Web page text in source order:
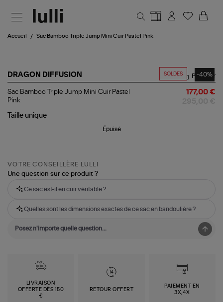
Accueil Sac Bamboo Triple Jump Mini Cuir Pastel Pink
SOLDES -40%
DRAGON DIFFUSION
Sac
Bamboo
Jump
Partager
Sac Bamboo Triple Jump Mini Cuir Pastel
Pink
177,00 €
Taille unique
Épuisé
VOTRE CONSEILLÈRE LULLI
Une question sur ce produit ?
Ce sac est-il en cuir véritable ?
Quelles sont les dimensions exactes de ce sac en bandoulière ?
LIVRAISON
OFFERTE DÈS 150
€
RETOUR OFFERT
PAIEMENT EN
3X,4X